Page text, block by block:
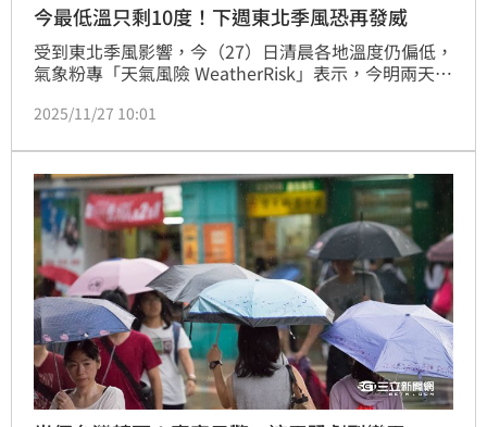
今最低溫只剩10度！下週東北季風恐再發威
受到東北季風影響，今（27）日清晨各地溫度仍偏低，
氣象粉專「天氣風險 WeatherRisk」表示，今明兩天仍
季風減弱，各地氣溫將回升，北部及東部高溫上看26
2025/11/27 10:01